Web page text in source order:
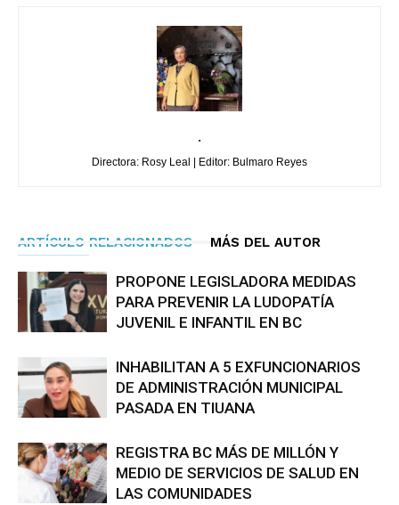
.
Directora: Rosy Leal | Editor: Bulmaro Reyes
ARTÍCULO RELACIONADOS MÁS DEL AUTOR
PROPONE LEGISLADORA MEDIDAS
PARA PREVENIR LA LUDOPATÍA
JUVENIL E INFANTIL EN BC
INHABILITAN A 5 EXFUNCIONARIOS
DE ADMINISTRACIÓN MUNICIPAL
PASADA EN TIUANA
REGISTRA BC MÁS DE MILLÓN Y
MEDIO DE SERVICIOS DE SALUD EN
LAS COMUNIDADES